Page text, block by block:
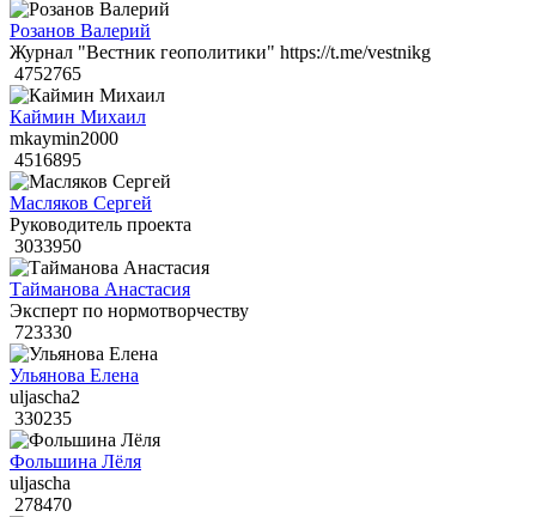
Розанов Валерий
Журнал "Вестник геополитики" https://t.me/vestnikg
4752765
Каймин Михаил
mkaymin2000
4516895
Масляков Сергей
Руководитель проекта
3033950
Тайманова Анастасия
Эксперт по нормотворчеству
723330
Ульянова Елена
uljascha2
330235
Фольшина Лёля
uljascha
278470